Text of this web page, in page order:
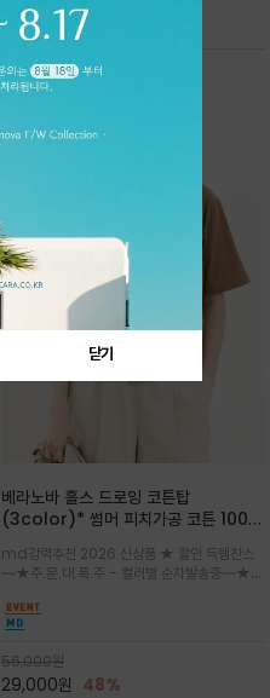
핏 강연티셔츠
한 착용감을 선사하며, 자연스럽게 떨어지는 실루
엣이 편안하며 ★도회적인 무드로 루즈하게 단독
65,000원
30,000
베라노바 홀스 드로잉 코튼탑
(3color)* 썸머 피치가공 코튼 100프
의 미를 살려 말의 윤곽선만 스케치하여
감성을 담은 아이템
md강력추천 2026 신상품 ★ 할인 득템찬스
~~★주.문.대.폭.주 - 컬러별 순차발송중~~★프
말(Horse) 드로잉 티셔츠는 여유로운 실루엣과
감각적인 아트워크로 고급스러운 여름 스타일링
을 완성할 수 있습니다
56,000원
29,000원 48%
닫기